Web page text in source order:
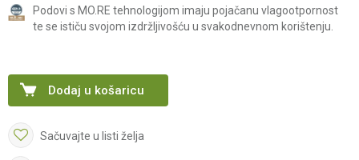
Podovi s MO.RE tehnologijom imaju pojačanu vlagootpornost
te se ističu svojom izdržljivošću u svakodnevnom korištenju.
Dodaj u košaricu
Sačuvajte u listi želja